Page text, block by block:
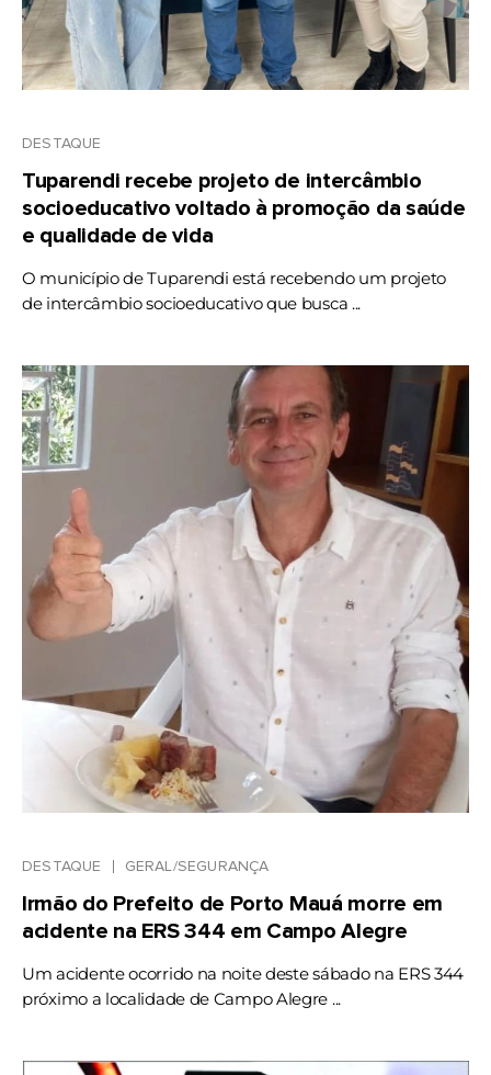
DESTAQUE
Tuparendi recebe projeto de intercâmbio
socioeducativo voltado à promoção da saúde
e qualidade de vida
O município de Tuparendi está recebendo um projeto
de intercâmbio socioeducativo que busca ...
DESTAQUE GERAL/SEGURANÇA
Irmão do Prefeito de Porto Mauá morre em
acidente na ERS 344 em Campo Alegre
Um acidente ocorrido na noite deste sábado na ERS 344
próximo a localidade de Campo Alegre ...